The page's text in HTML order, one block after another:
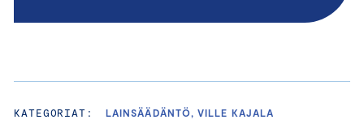
KATEGORIAT: LAINSÄÄDÄNTÖ, VILLE KAJALA